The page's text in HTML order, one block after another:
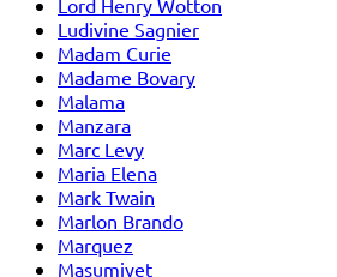
Lord Henry Wotton
Ludivine Sagnier
Madam Curie
Madame Bovary
Malama
Manzara
Marc Levy
Maria Elena
Mark Twain
Marlon Brando
Marquez
Masumiyet